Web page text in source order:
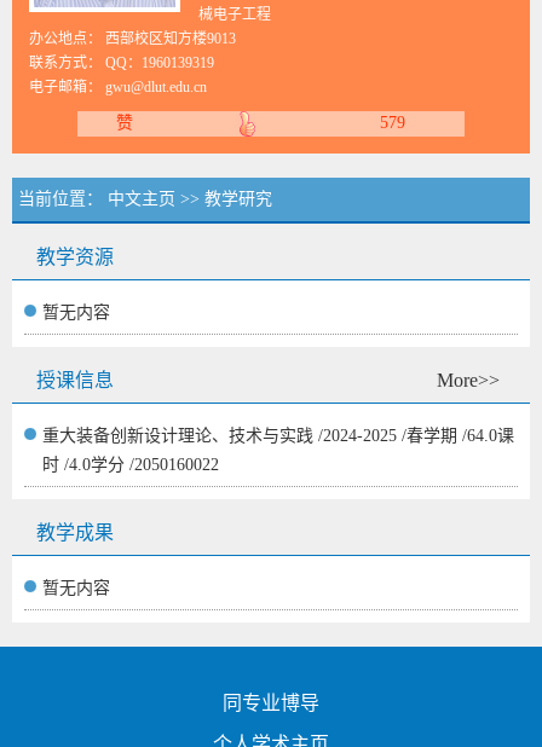
械电子工程
办公地点： 西部校区知方楼9013
联系方式： QQ：1960139319
电子邮箱： gwu@dlut.edu.cn
赞 579
当前位置： 中文主页 >> 教学研究
教学资源
暂无内容
授课信息 More>>
重大装备创新设计理论、技术与实践 /2024-2025 /春学期 /64.0课
时 /4.0学分 /2050160022
教学成果
暂无内容
同专业博导